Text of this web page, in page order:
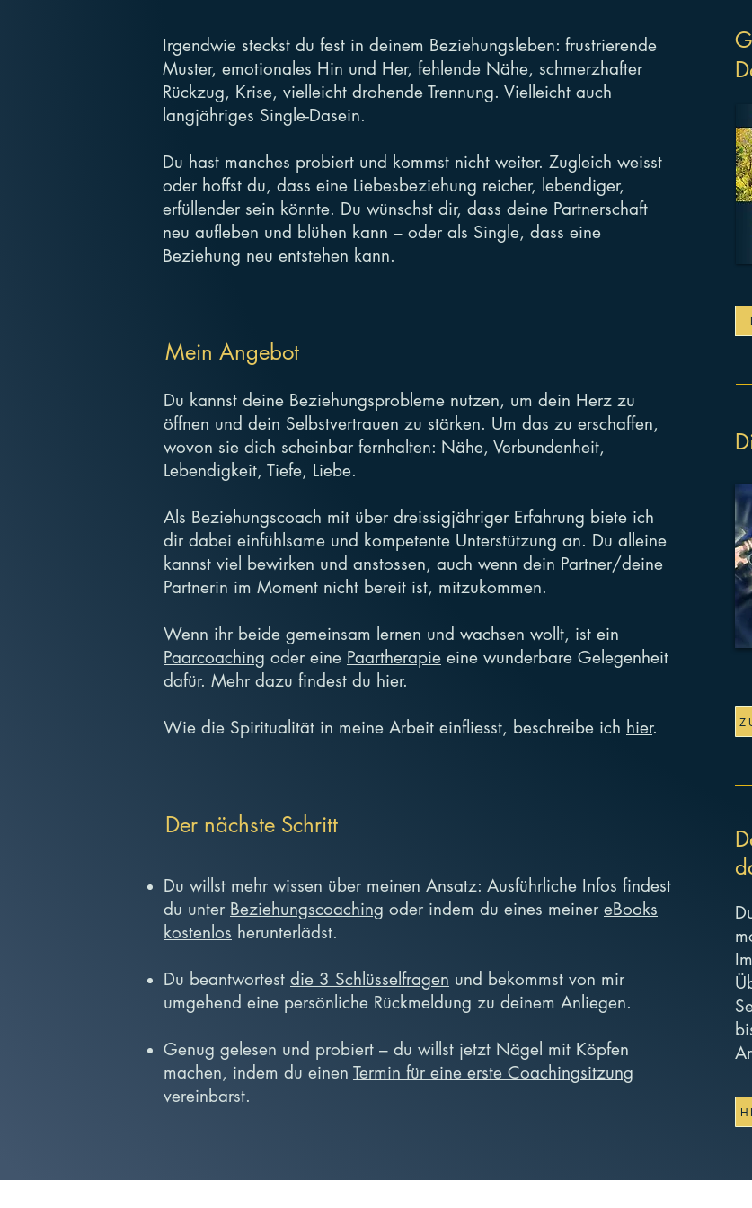
Irgendwie steckst du fest in deinem Beziehungsleben: frustrierende
Muster, emotionales Hin und Her, fehlende Nähe, schmerzhafter
Rückzug, Krise, vielleicht drohende Trennung. Vielleicht auch
langjähriges Single-Dasein.
Du hast manches probiert und kommst nicht weiter. Zugleich weisst
oder hoffst du, dass eine Liebesbeziehung reicher, lebendiger,
erfüllender sein könnte. Du wünschst dir, dass deine Partnerschaft
neu aufleben und blühen kann – oder als Single, dass eine
Beziehung neu entstehen kann.
Mein Angebot
Du kannst deine Beziehungsprobleme nutzen, um dein Herz zu
öffnen und dein Selbstvertrauen zu stärken. Um das zu erschaffen,
wovon sie dich scheinbar fernhalten: Nähe, Verbundenheit,
Lebendigkeit, Tiefe, Liebe.
Als Beziehungscoach mit über dreissigjähriger Erfahrung biete ich
dir dabei einfühlsame und kompetente Unterstützung an. Du alleine
kannst viel bewirken und anstossen, auch wenn dein Partner/deine
Partnerin im Moment nicht bereit ist, mitzukommen.
Wenn ihr beide gemeinsam lernen und wachsen wollt, ist ein
Paarcoaching oder eine Paartherapie eine wunderbare Gelegenheit
dafür. Mehr dazu findest du hier.
Wie die Spiritualität in meine Arbeit einfliesst, beschreibe ich hier.
Der nächste Schritt
Du willst mehr wissen über meinen Ansatz: Ausführliche Infos findest
du unter Beziehungscoaching oder indem du eines meiner eBooks
kostenlos herunterlädst.
Du beantwortest die 3 Schlüsselfragen und bekommst von mir
umgehend eine persönliche Rückmeldung zu deinem Anliegen.
Genug gelesen und probiert – du willst jetzt Nägel mit Köpfen
machen, indem du einen Termin für eine erste Coachingsitzung
vereinbarst.